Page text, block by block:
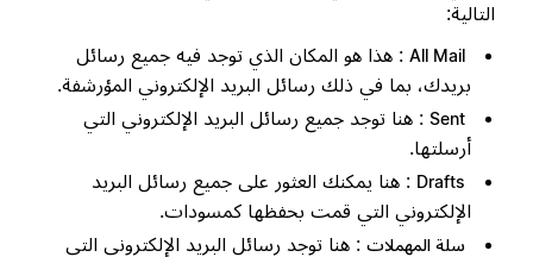
التالية:
All Mail : هذا هو المكان الذي توجد فيه جميع رسائل
بريدك، بما في ذلك رسائل البريد الإلكتروني المؤرشفة.
Sent : هنا توجد جميع رسائل البريد الإلكتروني التي
أرسلتها.
Drafts : هنا يمكنك العثور على جميع رسائل البريد
الإلكتروني التي قمت بحفظها كمسودات.
سلة المهملات : هنا توجد رسائل البريد الإلكتروني التي